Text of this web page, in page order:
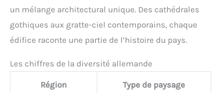
un mélange architectural unique. Des cathédrales
gothiques aux gratte-ciel contemporains, chaque
édifice raconte une partie de l’histoire du pays.
Les chiffres de la diversité allemande
Région Type de paysage